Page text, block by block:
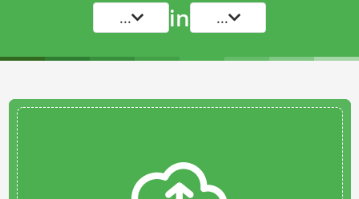
... in ...